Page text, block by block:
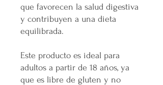
que favorecen la salud digestiva
y contribuyen a una dieta
equilibrada.
Este producto es ideal para
adultos a partir de 18 años, ya
que es libre de gluten y no